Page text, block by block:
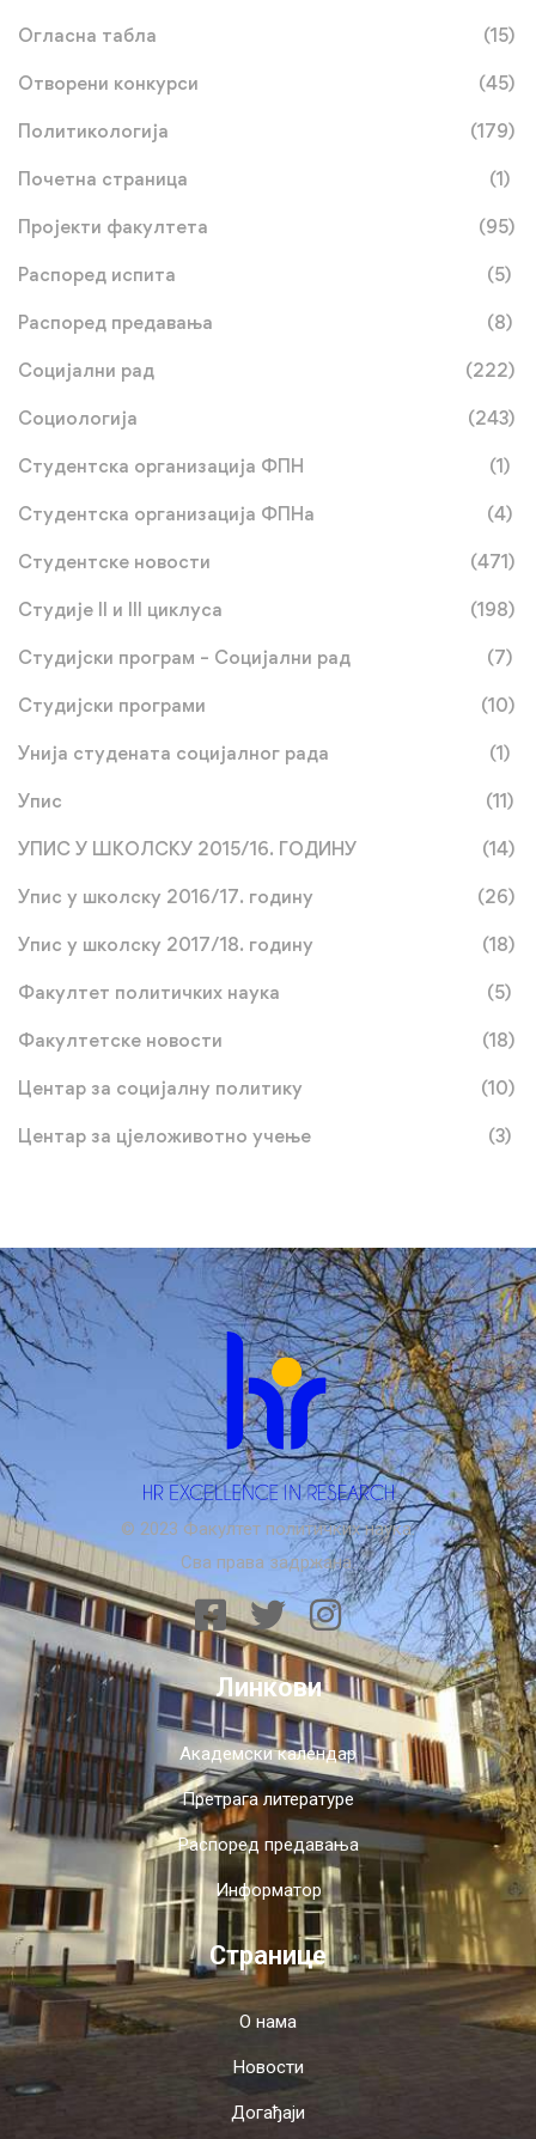
Огласна табла (15)
Отворени конкурси (45)
Политикологија (179)
Почетна страница (1)
Пројекти факултета (95)
Распоред испита (5)
Распоред предавања (8)
Социјални рад (222)
Социологија (243)
Студентска организација ФПН (1)
Студентска организација ФПНа (4)
Студентске новости (471)
Студије II и III циклуса (198)
Студијски програм – Социјални рад (7)
Студијски програми (10)
Унија студената социјалног рада (1)
Упис (11)
УПИС У ШКОЛСКУ 2015/16. ГОДИНУ (14)
Упис у школску 2016/17. годину (26)
Упис у школску 2017/18. годину (18)
Факултет политичких наука (5)
Факултетске новости (18)
Центар за социјалну политику (10)
Центар за цјеложивотно учење (3)
© 2023 Факултет политичких наука.
Сва права задржана.
Линкови
Академски календар
Претрага литературе
Распоред предавања
Информатор
Странице
О нама
Новости
Догађаји